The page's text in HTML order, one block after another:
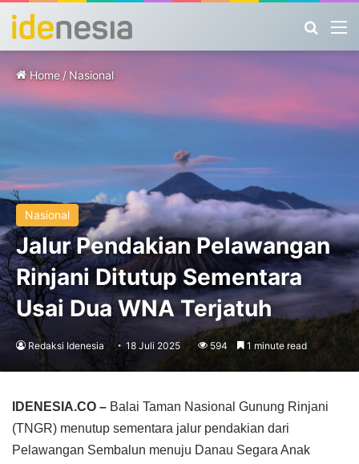
Home / Nasional
Nasional
Jalur Pendakian Pelawangan
Rinjani Ditutup Sementara
Usai Dua WNA Terjatuh
Redaksi Idenesia 18 Juli 2025 594 1 minute read
IDENESIA.CO – Balai Taman Nasional Gunung Rinjani
(TNGR) menutup sementara jalur pendakian dari
Pelawangan Sembalun menuju Danau Segara Anak